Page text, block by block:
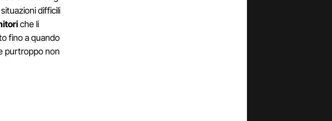
difficili
che li
fino a quando
purtroppo non